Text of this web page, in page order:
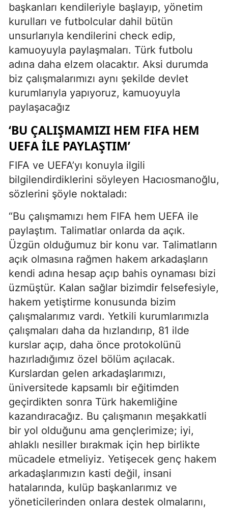
başkanları kendileriyle başlayıp, yönetim
kurulları ve futbolcular dahil bütün
unsurlarıyla kendilerini check edip,
kamuoyuyla paylaşmaları. Türk futbolu
adına daha elzem olacaktır. Aksi durumda
biz çalışmalarımızı aynı şekilde devlet
kurumlarıyla yapıyoruz, kamuoyuyla
paylaşacağız
‘BU ÇALIŞMAMIZI HEM FIFA HEM
UEFA İLE PAYLAŞTIM’
FIFA ve UEFA’yı konuyla ilgili
bilgilendirdiklerini söyleyen Hacıosmanoğlu,
sözlerini şöyle noktaladı:
“Bu çalışmamızı hem FIFA hem UEFA ile
paylaştım. Talimatlar onlarda da açık.
Üzgün olduğumuz bir konu var. Talimatların
açık olmasına rağmen hakem arkadaşların
kendi adına hesap açıp bahis oynaması bizi
üzmüştür. Kalan sağlar bizimdir felsefesiyle,
hakem yetiştirme konusunda bizim
çalışmalarımız vardı. Yetkili kurumlarımızla
çalışmaları daha da hızlandırıp, 81 ilde
kurslar açıp, daha önce protokolünü
hazırladığımız özel bölüm açılacak.
Kurslardan gelen arkadaşlarımızı,
üniversitede kapsamlı bir eğitimden
geçirdikten sonra Türk hakemliğine
kazandıracağız. Bu çalışmanın meşakkatli
bir yol olduğunu ama gençlerimize; iyi,
ahlaklı nesiller bırakmak için hep birlikte
mücadele etmeliyiz. Yetişecek genç hakem
arkadaşlarımızın kasti değil, insani
hatalarında, kulüp başkanlarımız ve
yöneticilerinden onlara destek olmalarını,